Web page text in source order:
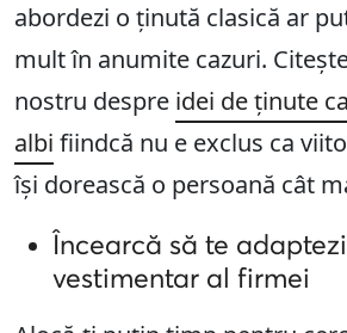
abordezi o ținută clasică ar
mult în anumite cazuri.
nostru despre idei de ținute
albi fiindcă nu e exclus ca
își dorească o persoană cât
Încearcă să te
vestimentar al firmei